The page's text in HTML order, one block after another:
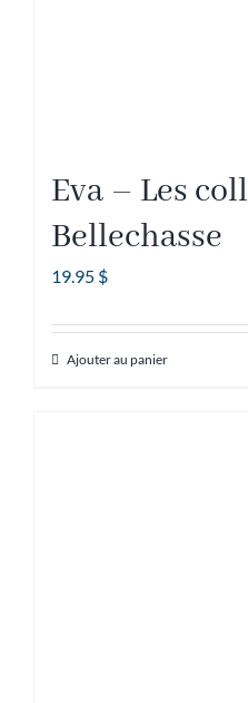
Eva – Les
Bellechasse
19.95 $
Ajouter au panier